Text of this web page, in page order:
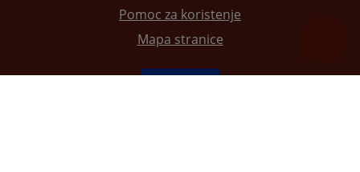
Pomoc za koristenje
Mapa stranice